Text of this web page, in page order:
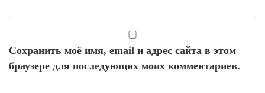
Сохранить моё имя, email и адрес сайта в этом
браузере для последующих моих комментариев.